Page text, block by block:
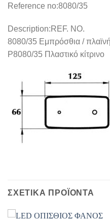
Reference no:8080/35
Description:REF. NO.
8080/35 Εμπρόσθια / πλαϊνή
Ρ8080/35 Πλαστικό κίτρινο
ΣΧΕΤΙΚΑ ΠΡΟΪΟΝΤΑ